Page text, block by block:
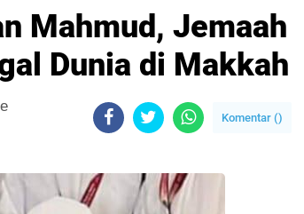
Mahmud, Jemaah
Dunia di Makkah
Komentar ()